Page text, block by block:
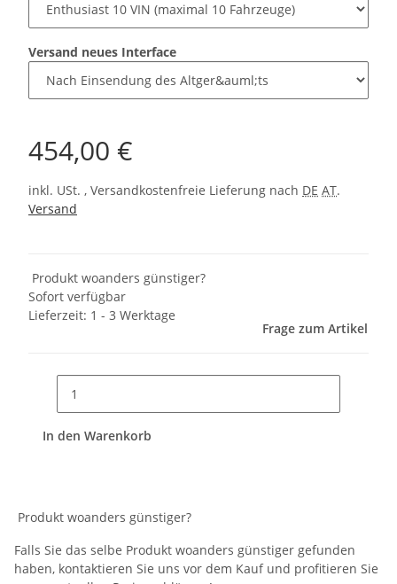
Versand neues Interface
454,00 €
inkl. USt. , Versandkostenfreie Lieferung nach DE AT.
Versand
Produkt woanders günstiger?
Sofort verfügbar
Lieferzeit: 1 - 3 Werktage
Frage zum Artikel
In den Warenkorb
Produkt woanders günstiger?
Falls Sie das selbe Produkt woanders günstiger gefunden
haben, kontaktieren Sie uns vor dem Kauf und profitieren Sie